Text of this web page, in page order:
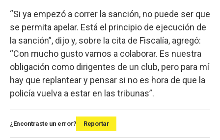
“Si ya empezó a correr la sanción, no puede ser que
se permita apelar. Está el principio de ejecución de
la sanción”, dijo y, sobre la cita de Fiscalía, agregó:
“Con mucho gusto vamos a colaborar. Es nuestra
obligación como dirigentes de un club, pero para mí
hay que replantear y pensar si no es hora de que la
policía vuelva a estar en las tribunas”.
¿Encontraste un error? Reportar